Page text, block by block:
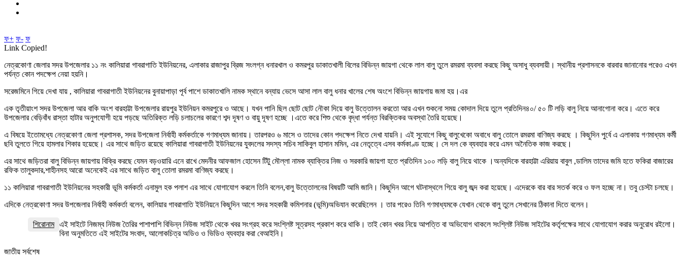
ফ+ ফ- ফ
Link Copied!
নেত্রকোণা জেলার সদর উপজেলার ১১ নং কালিয়ারা গাবরাগাতি ইউনিয়নের, এলাকার রাজাপুর ব্রিজ সংলগ্ন ধনারখাল ও কমরপুর ডাকাতখালী বিলের বিভিন্ন জায়গা থেকে লাল বালু তুলে রমরমা ব্যবসা করছে কিছু অসাধু ব্যবসায়ী। স্থানীয় প্রশাসনকে বারবার জানানোর পরেও এখন
পর্যন্ত কোন পদক্ষেপ নেয়া হয়নি।
সরেজমিনে গিয়ে দেখা যায় , কালিয়ারা গাবরাগাতী ইউনিয়নের বুনায়াপাড়া পূর্ব পাশে ডাকাতখালি নামক স্থানে বন্যায় ভেসে আসা লাল বালু ধনার খালের শেষ অংশে বিভিন্ন জায়গায় জমা হয়।এর
এক তৃতীয়াংশ সদর উপজেলা আর বাকি অংশ বারহাট্টা উপজেলার রায়পুর ইউনিয়ন কমরপুরে ও আছে। যখন পানি ছিল ছোট ছোট নৌকা দিয়ে বালু উত্তোলন করতো আর এখন শুকনো সময় কোদাল দিয়ে তুলে প্রতিদিন৪০/ ৫০ টি লড়ি বালু নিয়ে আনাগোনা করে। এতে করে
উপজেলার বেড়িবাঁধ রাস্তা হাটার অনুপযোগী হয়ে পড়ছে অতিরিক্ত লড়ি চলাচলের কারণে শব্দ দূষণ ও বায়ু দূষণ হচ্ছে ।এতে করে শিশু থেকে বৃদ্ধা পর্যন্ত বিরক্তিকর অবস্থা তৈরি হয়েছে।
এ বিষয়ে ইতোমধ্যে নেত্রকোণা জেলা প্রশাসক, সদর উপজেলা নির্বাহী কর্মকর্তাকে গণমাধ্যম জানায়। তারপরও ৬ মাসে ও তাদের কোন পদক্ষেপ নিতে দেখা যায়নি। এই সুযোগে কিছু বালুখেকো অবাধে বালু তোলে রমরমা বাণিজ্য করছে । কিছুদিন পুর্বে এ এলাকায় গণমাধ্যম কর্মী
ছবি তুলতে গিয়ে হামলার শিকার হয়েছে। এর সাথে জড়িত রয়েছে কালিয়ারা গাবরাগাতী ইউনিয়নের যুবদলের সদস্য সচিব সাকিবুল হাসান মমিন, এর নেতৃত্বে এসব কর্মকাণ্ড হচ্ছে। সে দল কে ব্যবহার করে এমন অনৈতিক কাজ করছে।
এর সাথে জড়িতরা বালু বিভিন্ন জায়গায় বিক্রি করছে যেমন বড়ওয়ারি এনে রাখে মেদনীর আফজাল হোসেন টিটু মৌল্লা নামক ব্যাক্তির নিজ ও সরকারি জায়গা হতে প্রতিদিন ১০০ লড়ি বালু নিয়ে থাকে ।অন্যদিকে বারহাট্টা এরিয়ায় বাবুল ,ডালিম তাদের জমি হতে ফকিরা বাজারের
রফিক তালুকদার,শাহীনসহ আরো অনেকেই এর সাথে জড়িত বালু তোলা রমরমা বাণিজ্য করছে।
১১ কালিয়ারা গাবরাগাতী ইউনিয়নের সহকারী ভূমি কর্মকর্তা এনামুল হক পলাশ এর সাথে যোগাযোগ করলে তিনি বলেন,বালু উত্তোলনের বিষয়টি আমি জানি। কিছুদিন আগে ঘটনাস্থলে গিয়ে বালু জব্দ করা হয়েছে। এদেরকে বার বার সতর্ক করে ও ফল হচ্ছে না। তবু চেস্টা চলছে।
এদিকে নেত্রকোণা সদর উপজেলার নির্বাহী কর্মকর্তা বলেন, কালিয়ার গাবরাগাতি ইউনিয়নে কিছুদিন আগে সদর সহকারী কমিশনার (ভূমি)অভিযান করেছিলেন । তার পরেও তিনি গণমাধ্যমকে যেখান থেকে বালু তুলে সেখানের ঠিকানা দিতে বলেন।
শিরোনাম এই সাইটে নিজম্ব নিউজ তৈরির পাশাপাশি বিভিন্ন নিউজ সাইট থেকে খবর সংগ্রহ করে সংশ্লিষ্ট সূত্রসহ প্রকাশ করে থাকি। তাই কোন খবর নিয়ে আপত্তি বা অভিযোগ থাকলে সংশ্লিষ্ট নিউজ সাইটের কর্তৃপক্ষের সাথে যোগাযোগ করার অনুরোধ রইলো।
বিনা অনুমতিতে এই সাইটের সংবাদ, আলোকচিত্র অডিও ও ভিডিও ব্যবহার করা বেআইনি।
জাতীয় সর্বশেষ